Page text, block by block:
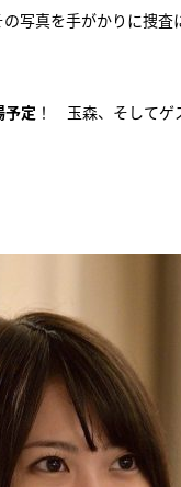
写真を手がかりに捜
予定 ！ 玉森、そしてゲ